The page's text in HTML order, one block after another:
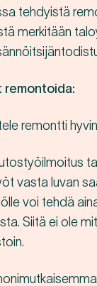
tehdyistä
merkitään
remontoida:
remontti
vasta luvan
voi tehdä
Siitä ei ole